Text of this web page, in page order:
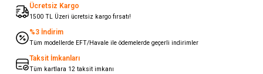
Ücretsiz Kargo
1500 TL Üzeri ücretsiz kargo fırsatı!
%3 İndirim
Tüm modellerde EFT/Havale ile ödemelerde geçerli indirimler
Taksit İmkanları
Tüm kartlara 12 taksit imkanı